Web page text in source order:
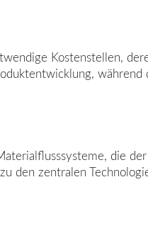
Kostenstellen,
während
die der
den zentralen